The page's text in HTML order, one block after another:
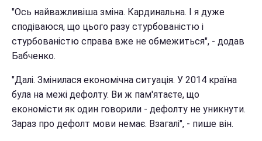
"Ось найважливіша зміна. Кардинальна. І я дуже
сподіваюся, що цього разу стурбованістю і
стурбованістю справа вже не обмежиться", - додав
Бабченко.
"Далі. Змінилася економічна ситуація. У 2014 країна
була на межі дефолту. Ви ж пам'ятаєте, що
економісти як один говорили - дефолту не уникнути.
Зараз про дефолт мови немає. Взагалі", - пише він.